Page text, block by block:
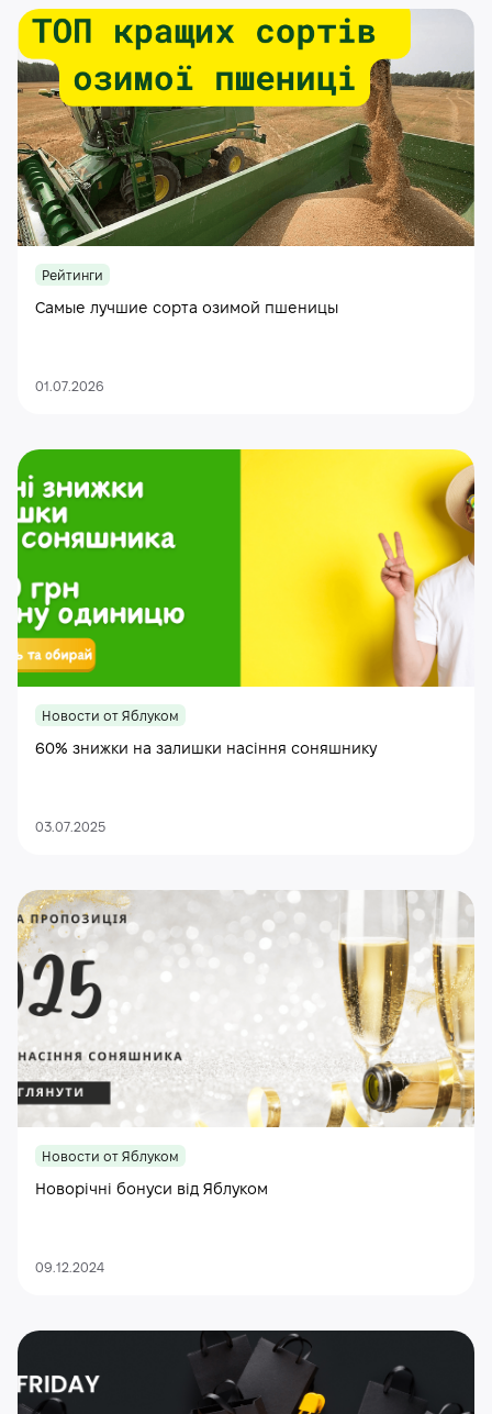
Рейтинги
Самые лучшие сорта озимой пшеницы
01.07.2026
Новости от Яблуком
60% знижки на залишки насіння соняшнику
03.07.2025
Новости от Яблуком
Новорічні бонуси від Яблуком
09.12.2024